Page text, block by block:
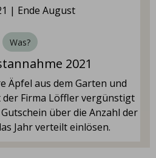
| Ende August
Was?
2021
Äpfel aus dem Garten und
Firma Löffler vergünstigt
über die Anzahl der
Jahr verteilt einlösen.